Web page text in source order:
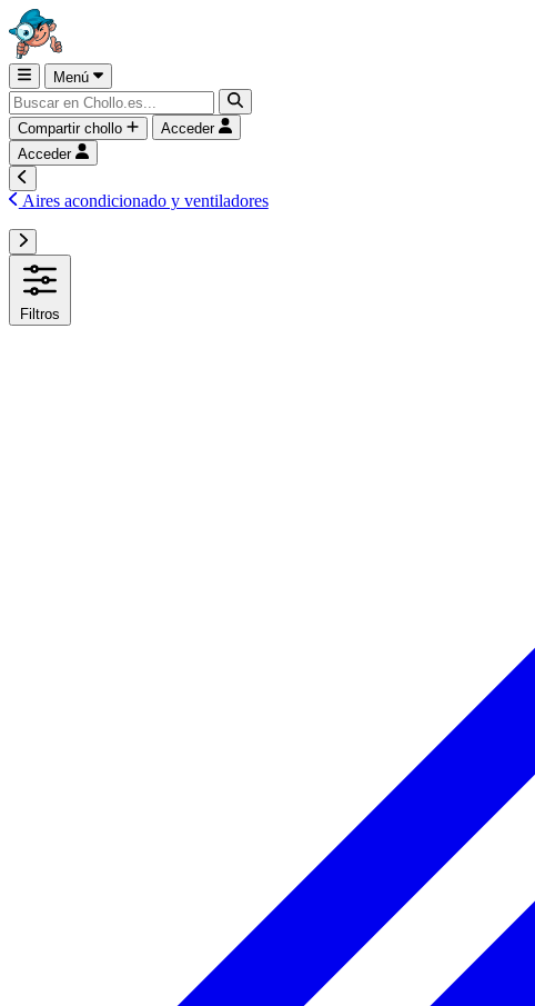
Menú
Compartir chollo
Acceder
Acceder
Aires acondicionado y ventiladores
Filtros